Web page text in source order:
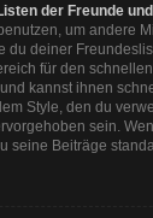
der Freunde
um andere
du deiner
für den
kannst ihnen
Style, den du
sein.
seine Beiträge